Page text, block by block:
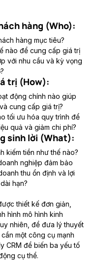
hàng (Who):
hàng mục tiêu?
nào để cung cấp giá trị
với nhu cầu và kỳ vọng
trị (How):
động chính nào giúp
cung cấp giá trị?
tối ưu hóa quy trình để
quả và giảm chi phí?
sinh lời (What):
kiếm tiền như thế nào?
nghiệp đảm bảo
thu ổn định và lợi
hạn?
thiết kế đơn giản,
hình mô hình kinh
nhiên, để đưa lý thuyết
một công cụ mạnh
CRM để biến ba yếu tố
cụ thể.